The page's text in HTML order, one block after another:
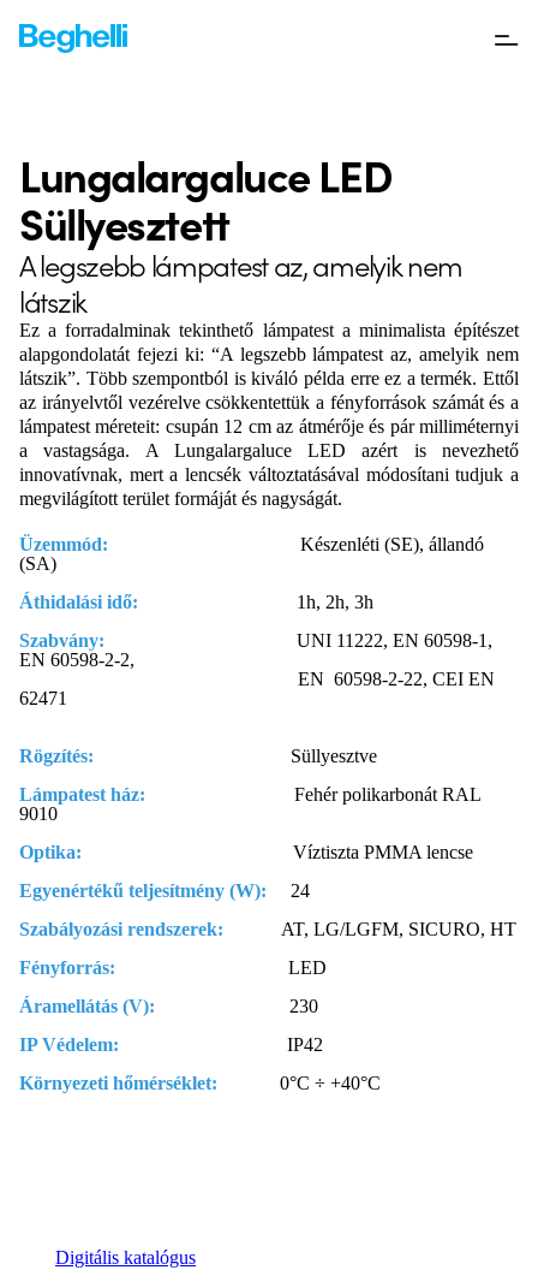
Lungalargaluce LED
Süllyesztett
A legszebb lámpatest az, amelyik nem
látszik
Ez a forradalminak tekinthető lámpatest a minimalista építészet
alapgondolatát fejezi ki: “A legszebb lámpatest az, amelyik nem
látszik”. Több szempontból is kiváló példa erre ez a termék. Ettől
az irányelvtől vezérelve csökkentettük a fényforrások számát és a
lámpatest méreteit: csupán 12 cm az átmérője és pár milliméternyi
a vastagsága. A Lungalargaluce LED azért is nevezhető
innovatívnak, mert a lencsék változtatásával módosítani tudjuk a
megvilágított terület formáját és nagyságát.
Üzemmód: Készenléti (SE), állandó
(SA)
Áthidalási idő: 1h, 2h, 3h
Szabvány: UNI 11222, EN 60598-1,
EN 60598-2-2,
EN 60598-2-22, CEI EN
62471
Rögzítés: Süllyesztve
Lámpatest ház: Fehér polikarbonát RAL
9010
Optika: Víztiszta PMMA lencse
Egyenértékű teljesítmény (W): 24
Szabályozási rendszerek: AT, LG/LGFM, SICURO, HT
Fényforrás: LED
Áramellátás (V): 230
IP Védelem: IP42
Környezeti hőmérséklet: 0°C ÷ +40°C
Digitális katalógus